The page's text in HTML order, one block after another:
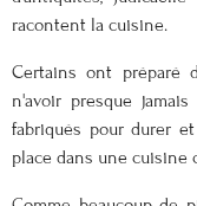
racontent la cuisine.
Certains ont préparé
n'avoir presque
fabriqués pour durer
place dans une cuisine